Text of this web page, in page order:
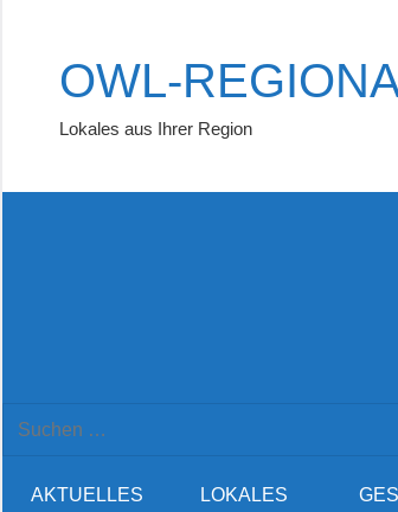
springenOWL-
Lokales aus Ihrer Region
Suchen
AKTUELLES LOKALES